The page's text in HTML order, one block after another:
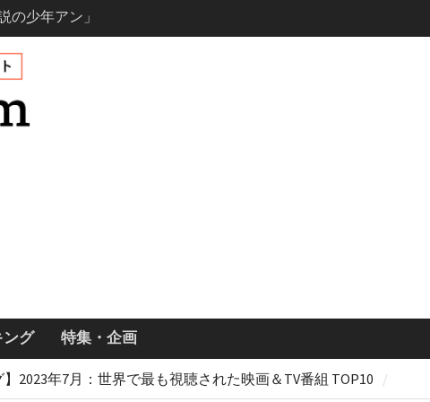
ルで恋をし
物・あらすじ
ッチ主演ロ
ギネス」シ
年撮影開始
ング 特集・企画
2023年7月：世界で最も視聴された映画＆TV番組 TOP10